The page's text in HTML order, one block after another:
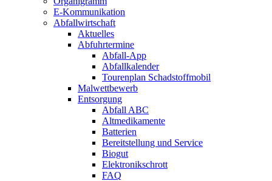
E-Kommunikation
Abfallwirtschaft
Aktuelles
Abfuhrtermine
Abfall-App
Abfallkalender
Tourenplan Schadstoffmobil
Malwettbewerb
Entsorgung
Abfall ABC
Altmedikamente
Batterien
Bereitstellung und Service
Biogut
Elektronikschrott
FAQ